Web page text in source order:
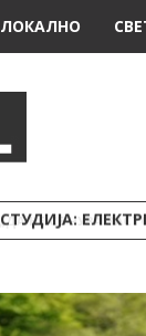
ЛОКАЛНО
СТУДИЈА: